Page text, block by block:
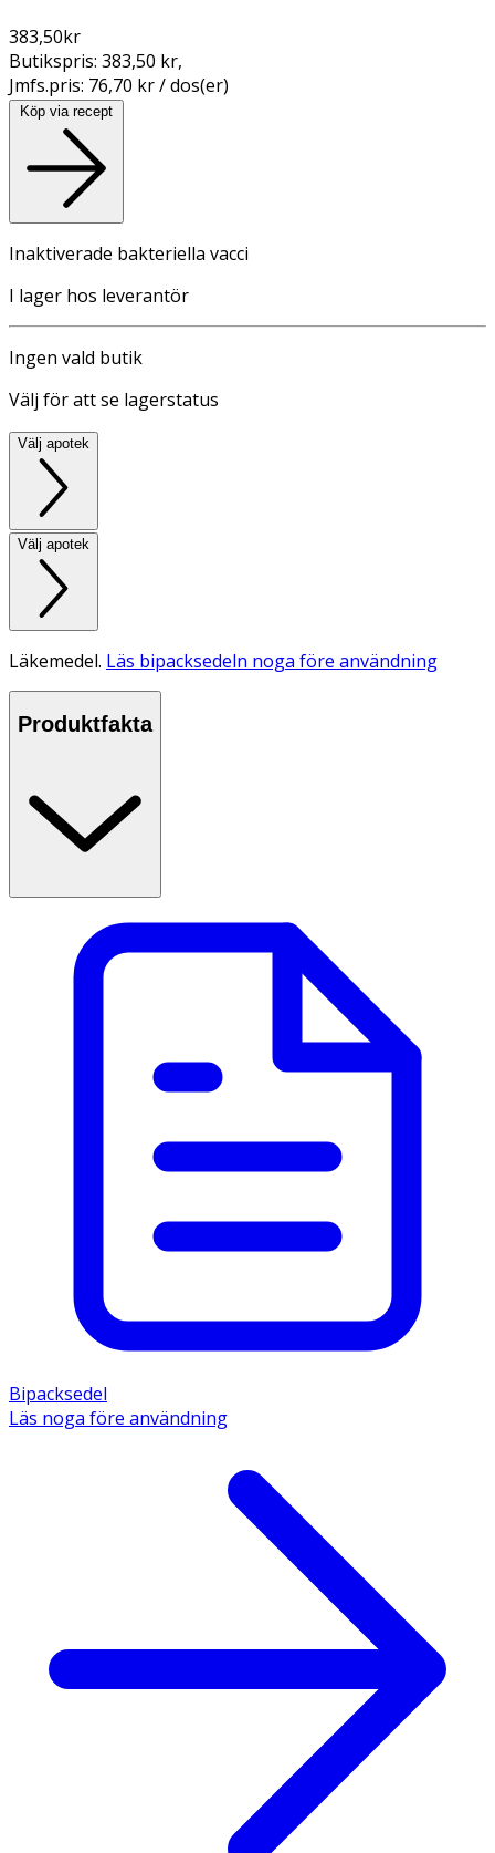
383,50kr
Butikspris: 383,50 kr,
Jmfs.pris: 76,70 kr / dos(er)
Köp via recept
Inaktiverade bakteriella vacci
I lager hos leverantör
Ingen vald butik
Välj för att se lagerstatus
Välj apotek
Välj apotek
Läkemedel. Läs bipacksedeln noga före användning
Produktfakta
Bipacksedel
Läs noga före användning